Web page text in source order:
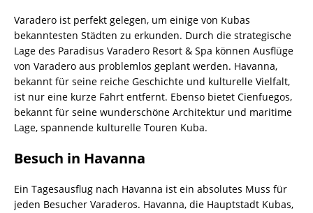
Varadero ist perfekt gelegen, um einige von Kubas
bekanntesten Städten zu erkunden. Durch die strategische
Lage des Paradisus Varadero Resort & Spa können Ausflüge
von Varadero aus problemlos geplant werden. Havanna,
bekannt für seine reiche Geschichte und kulturelle Vielfalt,
ist nur eine kurze Fahrt entfernt. Ebenso bietet Cienfuegos,
bekannt für seine wunderschöne Architektur und maritime
Lage, spannende kulturelle Touren Kuba.
Besuch in Havanna
Ein Tagesausflug nach Havanna ist ein absolutes Muss für
jeden Besucher Varaderos. Havanna, die Hauptstadt Kubas,